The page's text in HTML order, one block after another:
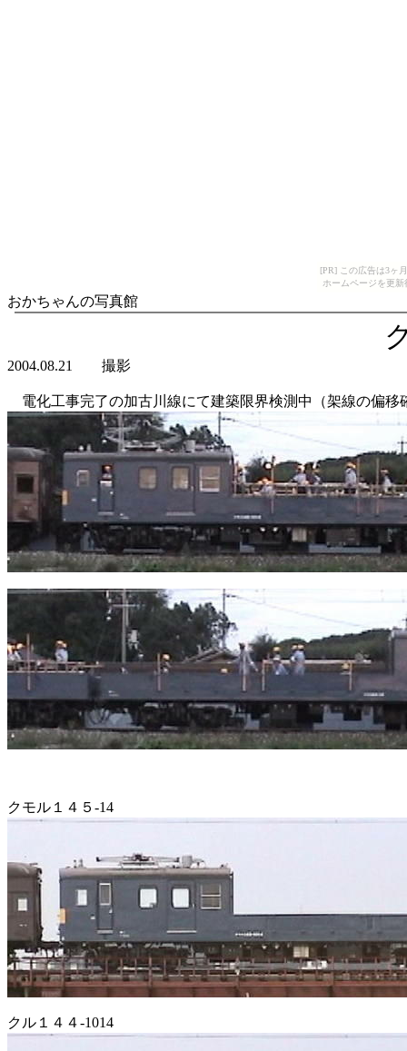
[PR] この広告は3ヶ
ホームページを更
おかちゃんの写真館
2004.08.21 撮影
電化工事完了の加古川線にて建築限界検測中（架線の偏移
クモル１４５-14
クル１４４-1014